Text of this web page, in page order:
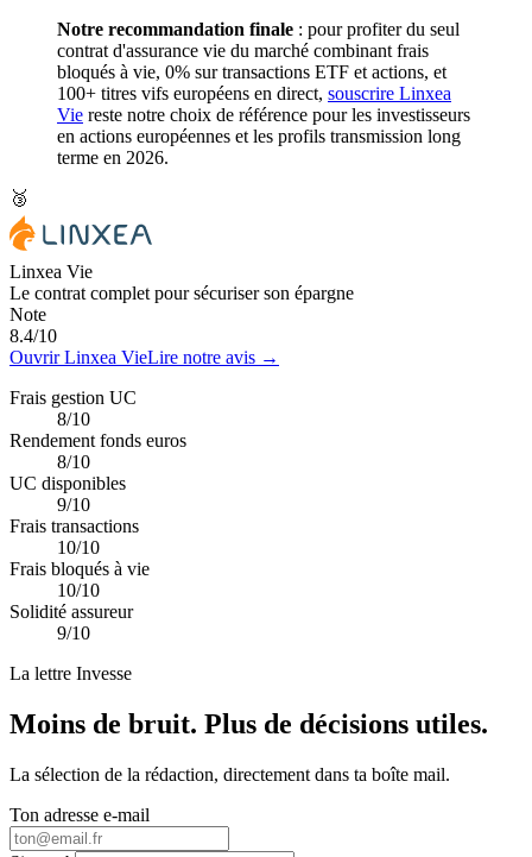
Notre recommandation finale : pour profiter du seul
contrat d'assurance vie du marché combinant frais
bloqués à vie, 0% sur transactions ETF et actions, et
100+ titres vifs européens en direct, souscrire Linxea
Vie reste notre choix de référence pour les investisseurs
en actions européennes et les profils transmission long
terme en 2026.
🥉
Linxea Vie
Le contrat complet pour sécuriser son épargne
Note
8.4/10
Ouvrir Linxea VieLire notre avis →
Frais gestion UC
8/10
Rendement fonds euros
8/10
UC disponibles
9/10
Frais transactions
10/10
Frais bloqués à vie
10/10
Solidité assureur
9/10
La lettre Invesse
Moins de bruit. Plus de décisions utiles.
La sélection de la rédaction, directement dans ta boîte mail.
Ton adresse e-mail